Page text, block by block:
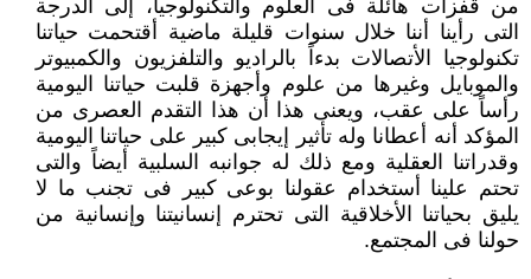
من قفزات هائلة فى العلوم والتكنولوجيا، إلى ‏الدرجة
التى رأينا أننا خلال سنوات قليلة ماضية أقتحمت حياتنا
تكنولوجيا الأتصالات بدءاً بالراديو والتلفزيون والكمبيوتر
والموبايل وغيرها ‏من علوم وأجهزة قلبت حياتنا اليومية
رأساً على عقب، ويعنى هذا أن هذا التقدم العصرى من
المؤكد أنه أعطانا وله تأثير إيجابى كبير ‏على حياتنا اليومية
وقدراتنا العقلية ومع ذلك له جوانبه السلبية أيضاً والتى
تحتم علينا أستخدام عقولنا بوعى كبير فى تجنب ما لا
يليق ‏بحياتنا الأخلاقية التى تحترم إنسانيتنا وإنسانية من
حولنا فى المجتمع.‏